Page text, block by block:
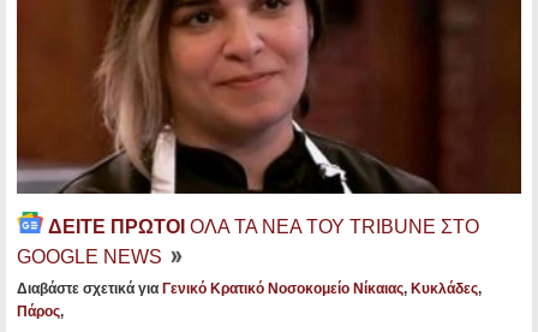
ΔΕΙΤΕ ΠΡΩΤΟΙ ΟΛΑ ΤΑ ΝΕΑ ΤΟΥ TRIBUNE ΣΤΟ
GOOGLE NEWS
Διαβάστε σχετικά για Γενικό Κρατικό Νοσοκομείο Νίκαιας, Κυκλάδες,
Πάρος,